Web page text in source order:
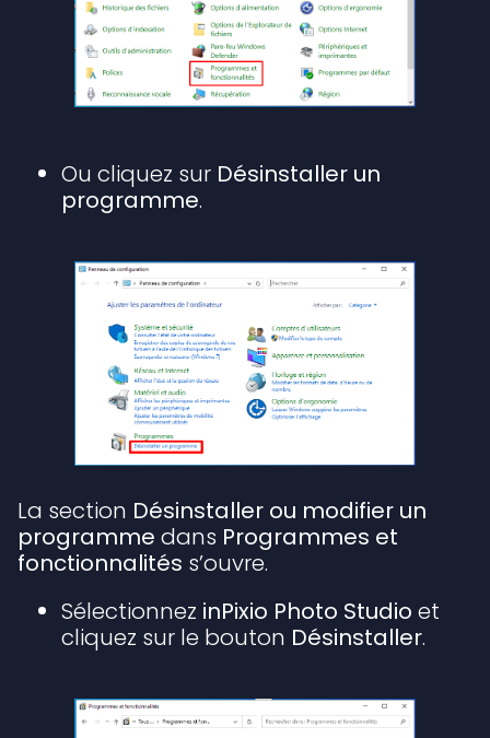
Ou cliquez sur Désinstaller un
programme.
La section Désinstaller ou modifier un
programme dans Programmes et
fonctionnalités s’ouvre.
Sélectionnez inPixio Photo Studio et
cliquez sur le bouton Désinstaller.